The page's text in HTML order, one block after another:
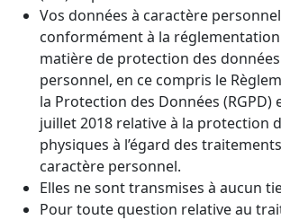
Vos données à caractère
conformément à la
matière de protection des
personnel, en ce compris le
la Protection des Données (RGPD)
juillet 2018 relative à la protection
physiques à l’égard des
caractère personnel.
Elles ne sont transmises à aucun
Pour toute question relative au